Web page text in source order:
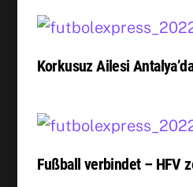
Korkusuz Ailesi
Fußball verbindet – HFV